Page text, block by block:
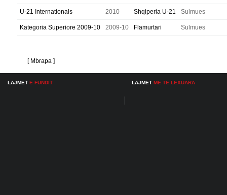
U-21 Internationals 2010 Shqiperia U-21 Sulmues
Kategoria Superiore 2009-10 2009-10 Flamurtari Sulmues
[ Mbrapa ]
LAJMET E FUNDIT LAJMET ME TE LEXUARA